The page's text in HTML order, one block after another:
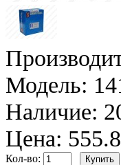
Модель:
Наличие:
Цена:
Кол-во: